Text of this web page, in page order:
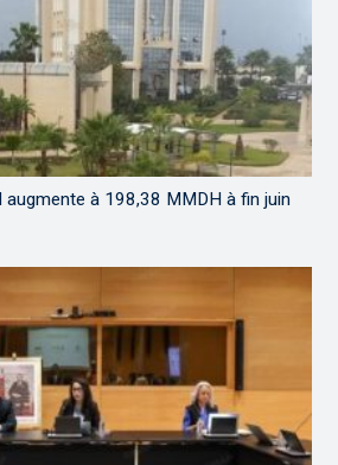
à 198,38 MMDH à fin juin